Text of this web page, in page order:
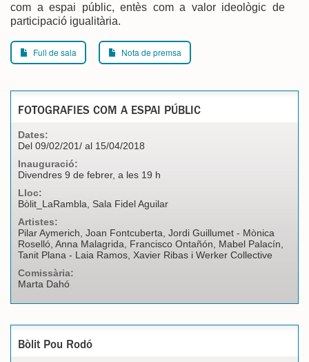
com a espai públic, entès com a valor ideològic de
participació igualitària.
Full de sala Nota de premsa
FOTOGRAFIES COM A ESPAI PÚBLIC
Dates:
Del 09/02/201/ al 15/04/2018
Inauguració:
Divendres 9 de febrer, a les 19 h
Lloc:
Bòlit_LaRambla, Sala Fidel Aguilar
Artistes:
Pilar Aymerich, Joan Fontcuberta, Jordi Guillumet - Mònica
Roselló, Anna Malagrida, Francisco Ontañón, Mabel Palacín,
Tanit Plana - Laia Ramos, Xavier Ribas i Werker Collective
Comissària:
Marta Dahó
Bòlit Pou Rodó